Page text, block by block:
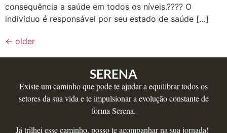
consequência a saúde em todos os níveis.???? O
indivíduo é responsável por seu estado de saúde […]
← older
SERENA
Existe um caminho que pode te ajudar a equilibrar todos os
setores da sua vida e te impulsionar a evolução constante de
forma Serena.
Já trilhei esse caminho, posso te acompanhar na sua jornada!